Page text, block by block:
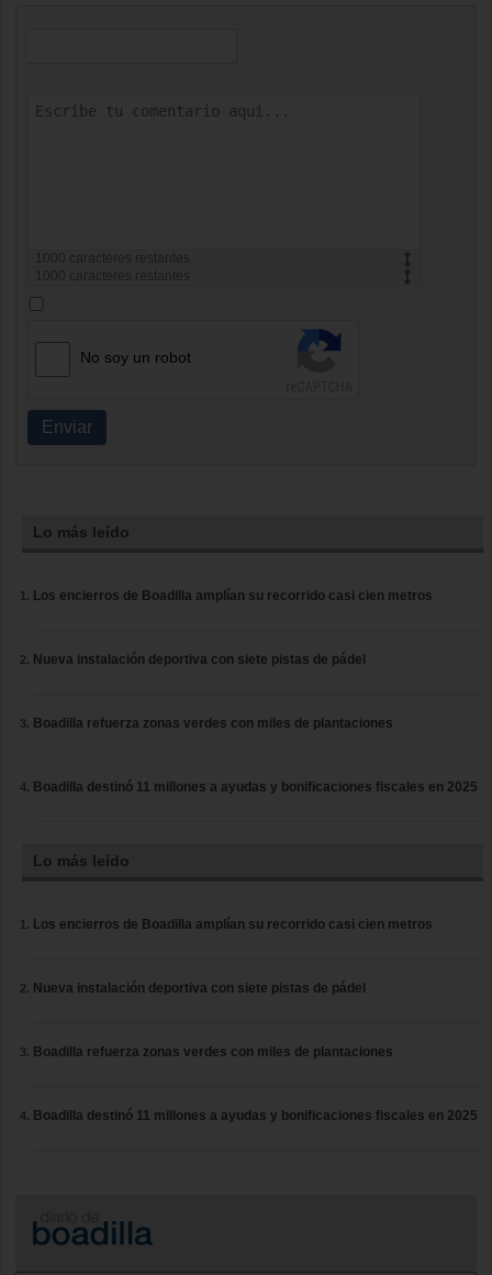
caracteres restantes
caracteres restantes
No soy un robot
Enviar
Lo más leído
Los encierros de Boadilla amplían su recorrido casi cien metros
Nueva instalación deportiva con siete pistas de pádel
Boadilla refuerza zonas verdes con miles de plantaciones
Boadilla destinó 11 millones a ayudas y bonificaciones fiscales en 2025
Lo más leído
Los encierros de Boadilla amplían su recorrido casi cien metros
Nueva instalación deportiva con siete pistas de pádel
Boadilla refuerza zonas verdes con miles de plantaciones
Boadilla destinó 11 millones a ayudas y bonificaciones fiscales en 2025